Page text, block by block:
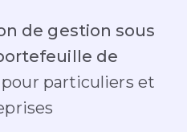
de gestion sous
de
pour particuliers et